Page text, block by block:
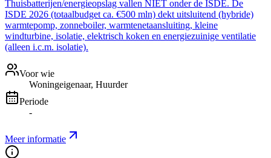
Thuisbatterijen/energieopslag vallen NIET onder de ISDE. De
ISDE 2026 (totaalbudget ca. €500 mln) dekt uitsluitend (hybride)
warmtepomp, zonneboiler, warmtenetaansluiting, kleine
windturbine, isolatie, elektrisch koken en energiezuinige ventilatie
(alleen i.c.m. isolatie).
Voor wie
Woningeigenaar, Huurder
Periode
-
Meer informatie